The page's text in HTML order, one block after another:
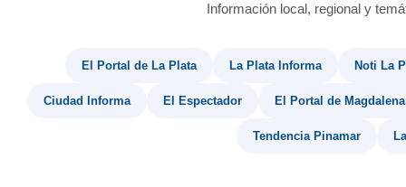
Información local, regional y
El Portal de La Plata La Plata Informa Noti La
Ciudad Informa El Espectador El Portal de Magdalena
Tendencia Pinamar